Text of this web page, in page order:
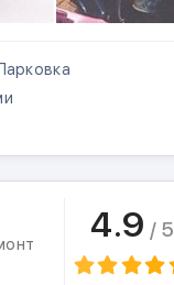
4.9 / 5